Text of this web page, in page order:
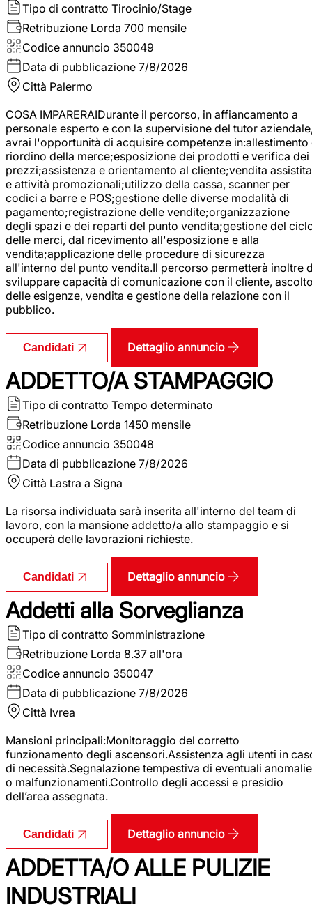
Tipo di contratto Tirocinio/Stage
Retribuzione Lorda 700 mensile
Codice annuncio 350049
Data di pubblicazione 7/8/2026
Città Palermo
COSA IMPARERAIDurante il percorso, in affiancamento a
personale esperto e con la supervisione del tutor
avrai l'opportunità di acquisire competenze in:allestimento
riordino della merce;esposizione dei prodotti e verifica dei
prezzi;assistenza e orientamento al cliente;vendita assistita
e attività promozionali;utilizzo della cassa, scanner per
codici a barre e POS;gestione delle diverse modalità di
pagamento;registrazione delle vendite;organizzazione
degli spazi e dei reparti del punto vendita;gestione del
delle merci, dal ricevimento all'esposizione e alla
vendita;applicazione delle procedure di sicurezza
all'interno del punto vendita.Il percorso permetterà inoltre
sviluppare capacità di comunicazione con il cliente,
delle esigenze, vendita e gestione della relazione con il
pubblico.
Candidati Dettaglio annuncio
ADDETTO/A STAMPAGGIO
Tipo di contratto Tempo determinato
Retribuzione Lorda 1450 mensile
Codice annuncio 350048
Data di pubblicazione 7/8/2026
Città Lastra a Signa
La risorsa individuata sarà inserita all'interno del team di
lavoro, con la mansione addetto/a allo stampaggio e si
occuperà delle lavorazioni richieste.
Candidati Dettaglio annuncio
Addetti alla Sorveglianza
Tipo di contratto Somministrazione
Retribuzione Lorda 8.37 all'ora
Codice annuncio 350047
Data di pubblicazione 7/8/2026
Città Ivrea
Mansioni principali:Monitoraggio del corretto
funzionamento degli ascensori.Assistenza agli utenti in
di necessità.Segnalazione tempestiva di eventuali anomalie
o malfunzionamenti.Controllo degli accessi e presidio
dell’area assegnata.
Candidati Dettaglio annuncio
ADDETTA/O ALLE PULIZIE
INDUSTRIALI